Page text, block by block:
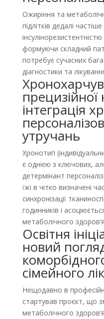
Ожиріння та
підлітків дедалі
формуючи складний
потребує сучасних
діагностики та
прецизійної
інтеграція
утручань
Хронотип
є однією з ключових,
детермінант
їжі в чітко визначені
синхронізації
годинників і
метаболічного
Освітня
новий
сімейного
Нещодавно в
стартував проєкт, що
метаболічного